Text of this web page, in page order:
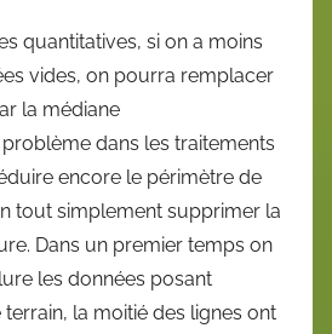
quantitatives, si on a moins
vides, on pourra remplacer
la médiane
dans les traitements
encore le périmètre de
tout simplement supprimer la
Dans un premier temps on
les données posant
la moitié des lignes ont